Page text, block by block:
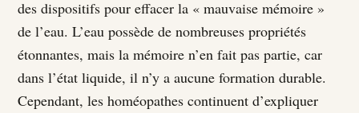
des dispositifs pour effacer la « mauvaise mémoire »
de l’eau. L’eau possède de nombreuses propriétés
étonnantes, mais la mémoire n’en fait pas partie, car
dans l’état liquide, il n’y a aucune formation durable.
Cependant, les homéopathes continuent d’expliquer